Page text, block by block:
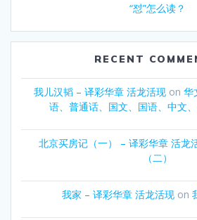
“怼”怎么读？
RECENT
我儿汉韬 – 译彩华章 活龙活现on 华
语、普通话、国文、国语、中文
北京买房记（一） – 译彩华章 活龙
（二）
我家 – 译彩华章 活龙活现on